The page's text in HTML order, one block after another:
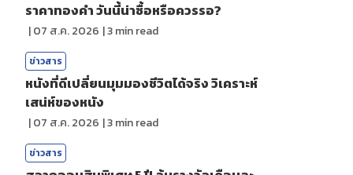
ราคาทองคํา วันนี้น่าซื้อหรือควรรอ?
|07 ส.ค. 2026 |3min read
ข่าวสาร
หนังที่ดีเปลี่ยนมุมมองชีวิตได้จริง วิเคราะห์
เสน่ห์ของหนัง
|07 ส.ค. 2026 |3min read
ข่าวสาร